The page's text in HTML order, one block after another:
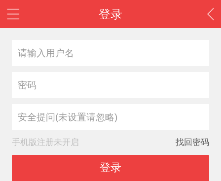
登录
安全提问(未设置请忽略)
手机版注册未开启 找回密码
登录